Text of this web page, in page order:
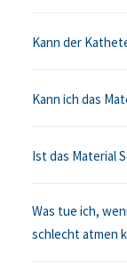
Kann der
Kann ich das
Ist das Material
Was tue ich,
schlecht atmen